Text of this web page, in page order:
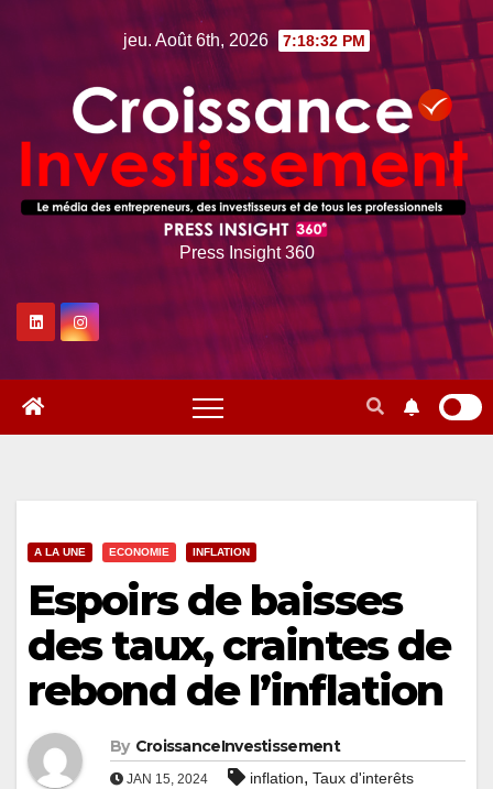
jeu. Août 6th, 2026 7:18:33 PM
Press Insight 360
A LA UNE ECONOMIE INFLATION
Espoirs de baisses
des taux, craintes de
rebond de l’inflation
By CroissanceInvestissement
JAN 15, 2024 inflation, Taux d'interêts